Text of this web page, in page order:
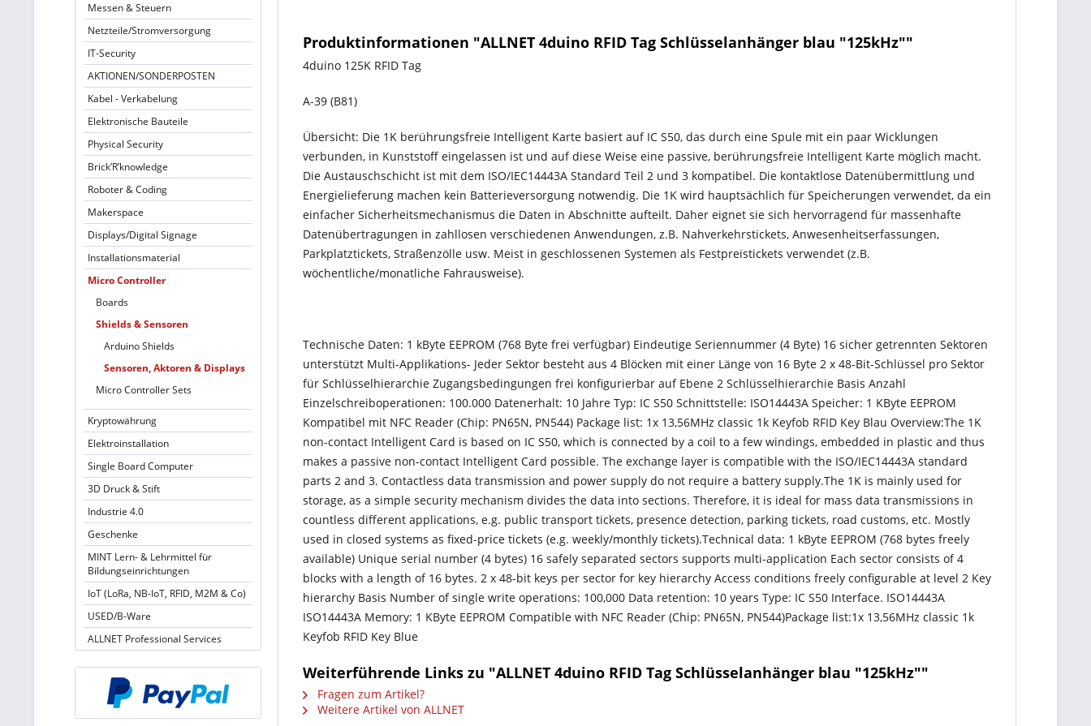
Messen & Steuern
Netzteile/Stromversorgung
IT-Security
AKTIONEN/SONDERPOSTEN
Kabel - Verkabelung
Elektronische Bauteile
Physical Security
Brick’R’knowledge
Roboter & Coding
Makerspace
Displays/Digital Signage
Installationsmaterial
Micro Controller
Boards
Shields & Sensoren
Arduino Shields
Sensoren, Aktoren & Displays
Micro Controller Sets
Kryptowährung
Elektroinstallation
Single Board Computer
3D Druck & Stift
Industrie 4.0
Geschenke
MINT Lern- & Lehrmittel für
Bildungseinrichtungen
IoT (LoRa, NB-IoT, RFID, M2M & Co)
USED/B-Ware
ALLNET Professional Services
Produktinformationen "ALLNET 4duino RFID Tag Schlüsselanhänger blau "125kHz""
4duino 125K RFID Tag
A-39 (B81)
Übersicht: Die 1K berührungsfreie Intelligent Karte basiert auf IC S50, das durch eine Spule mit ein paar Wicklungen
verbunden, in Kunststoff eingelassen ist und auf diese Weise eine passive, berührungsfreie Intelligent Karte möglich macht.
Die Austauschschicht ist mit dem ISO/IEC14443A Standard Teil 2 und 3 kompatibel. Die kontaktlose Datenübermittlung und
Energielieferung machen kein Batterieversorgung notwendig. Die 1K wird hauptsächlich für Speicherungen verwendet, da ein
einfacher Sicherheitsmechanismus die Daten in Abschnitte aufteilt. Daher eignet sie sich hervorragend für massenhafte
Datenübertragungen in zahllosen verschiedenen Anwendungen, z.B. Nahverkehrstickets, Anwesenheitserfassungen,
Parkplatztickets, Straßenzölle usw. Meist in geschlossenen Systemen als Festpreistickets verwendet (z.B.
wöchentliche/monatliche Fahrausweise).
Technische Daten: 1 kByte EEPROM (768 Byte frei verfügbar) Eindeutige Seriennummer (4 Byte) 16 sicher getrennten Sektoren
unterstützt Multi-Applikations- Jeder Sektor besteht aus 4 Blöcken mit einer Länge von 16 Byte 2 x 48-Bit-Schlüssel pro Sektor
für Schlüsselhierarchie Zugangsbedingungen frei konfigurierbar auf Ebene 2 Schlüsselhierarchie Basis Anzahl
Einzelschreiboperationen: 100.000 Datenerhalt: 10 Jahre Typ: IC S50 Schnittstelle: ISO14443A Speicher: 1 KByte EEPROM
Kompatibel mit NFC Reader (Chip: PN65N, PN544) Package list: 1x 13,56MHz classic 1k Keyfob RFID Key Blau Overview:The 1K
non-contact Intelligent Card is based on IC S50, which is connected by a coil to a few windings, embedded in plastic and thus
makes a passive non-contact Intelligent Card possible. The exchange layer is compatible with the ISO/IEC14443A standard
parts 2 and 3. Contactless data transmission and power supply do not require a battery supply.The 1K is mainly used for
storage, as a simple security mechanism divides the data into sections. Therefore, it is ideal for mass data transmissions in
countless different applications, e.g. public transport tickets, presence detection, parking tickets, road customs, etc. Mostly
used in closed systems as fixed-price tickets (e.g. weekly/monthly tickets).Technical data: 1 kByte EEPROM (768 bytes freely
available) Unique serial number (4 bytes) 16 safely separated sectors supports multi-application Each sector consists of 4
blocks with a length of 16 bytes. 2 x 48-bit keys per sector for key hierarchy Access conditions freely configurable at level 2 Key
hierarchy Basis Number of single write operations: 100,000 Data retention: 10 years Type: IC S50 Interface. ISO14443A
ISO14443A Memory: 1 KByte EEPROM Compatible with NFC Reader (Chip: PN65N, PN544)Package list:1x 13,56MHz classic 1k
Keyfob RFID Key Blue
Weiterführende Links zu "ALLNET 4duino RFID Tag Schlüsselanhänger blau "125kHz""
Fragen zum Artikel?
Weitere Artikel von ALLNET